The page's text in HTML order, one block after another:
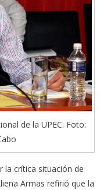
de la UPEC. Foto:
la crítica situación de
Armas refirió que la